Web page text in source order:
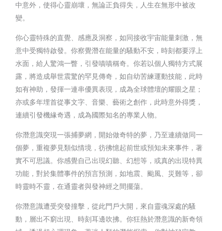
中意外，使得心靈崩壞，無論正負得失，人生在無形中被改
變。
你心靈特殊的直覺、感應及洞察，如同接收宇宙能量刺激，無
意中受獨特啟發。你察覺潛在能量的騷動不安，時刻都要浮上
水面，給人驚鴻一瞥，引發嘖嘖稱奇。你若以個人獨特方式展
露，將造成舉世震驚的罕見傳奇，如自幼苦練運動技能，此時
如有神助，發揮一連串優異表現，成為全球體壇的耀眼之星；
亦或多年埋首從事文字、音樂、藝術之創作，此時意外得獎，
連續引發機緣奇遇，成為國際知名的專業人物。
你潛意識突現一張捕夢網，開始做奇特的夢，乃至連續做同一
個夢，重複夢見類似情境，彷彿憶起前世或預知未來事件，著
實不可思議。你感覺自己出現幻聽、幻想等，或真的出現特異
功能，對於集體事件的預言預測，如地震、颱風、災難等，卻
時靈時不靈，在通靈者與發神經之間擺蕩。
你潛意識遭受突發撞擊，從此門戶大開，來自靈魂深處的騷
動，層出不窮出現、時刻耳邊吹拂。你狂熱於潛意識的新奇領